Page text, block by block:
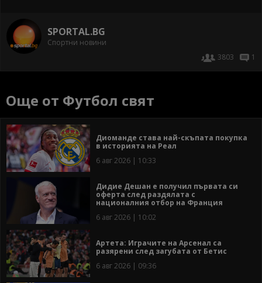
SPORTAL.BG
Спортни новини
3803
1
Още от Футбол свят
Диоманде става най-скъпата покупка
в историята на Реал
6 авг 2026 | 10:33
Дидие Дешан е получил първата си
оферта след раздялата с
националния отбор на Франция
6 авг 2026 | 10:02
Артета: Играчите на Арсенал са
разярени след загубата от Бетис
6 авг 2026 | 09:36